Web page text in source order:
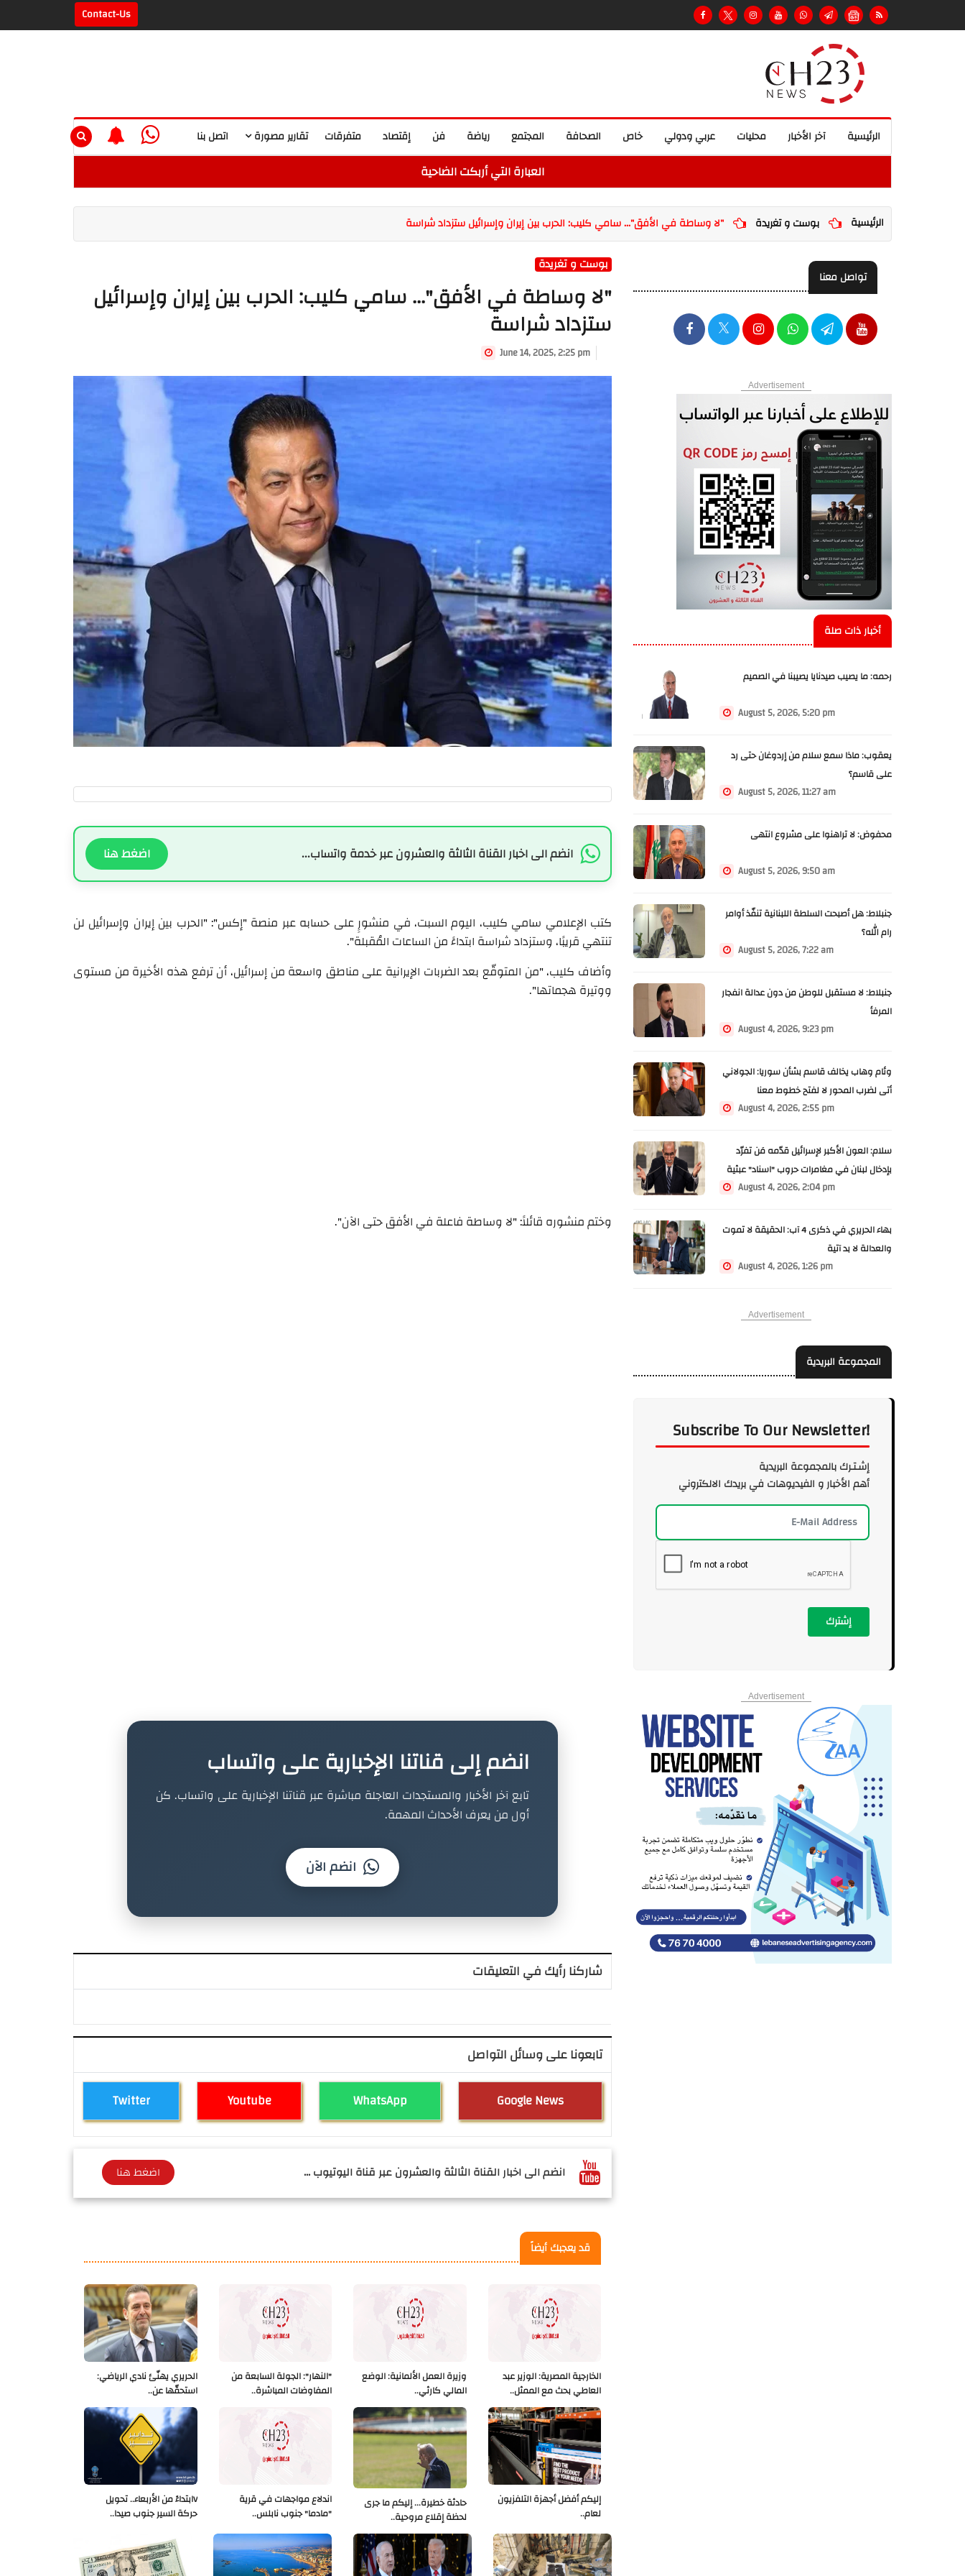
Contact-Us
اتصل بنا تقارير مصورة متفرقات إقتصاد فن رياضة المجتمع الصحافة خاص عربي ودولي محليات آخر الأخبار الرئيسية
العبارة التي أربكت الضاحية
الرئيسية بوست و تغريدة "لا وساطة في الأفق"... سامي كليب: الحرب بين إيران وإسرائيل ستزداد شراسة
بوست و تغريدة
"لا وساطة في الأفق"... سامي كليب: الحرب بين إيران وإسرائيل
ستزداد شراسة
June 14, 2025, 2:25 pm
انضم الى اخبار القناة الثالثة والعشرون عبر خدمة واتساب... اضغط هنا
كتب الإعلامي سامي كليب، اليوم السبت، في منشورٍ على حسابه عبر منصة "إكس": "الحرب بين إيران وإسرائيل لن
تنتهي قريبًا، وستزداد شراسة ابتداءً من الساعات المُقبلة".
وأضاف كليب، "من المتوقّع بعد الضربات الإيرانية على مناطق واسعة من إسرائيل، أن ترفع هذه الأخيرة من مستوى
ووتيرة هجماتها".
وختم منشوره قائلاً: "لا وساطة فاعلة في الأفق حتى الآن".
انضم إلى قناتنا الإخبارية على واتساب
تابع آخر الأخبار والمستجدات العاجلة مباشرة عبر قناتنا الإخبارية على واتساب. كن
أول من يعرف الأحداث المهمة.
انضم الآن
شاركنا رأيك في التعليقات
تابعونا على وسائل التواصل
Twitter Youtube WhatsApp Google News
انضم الى اخبار القناة الثالثة والعشرون عبر قناة اليوتيوب ... اضغط هنا
قد يعجبك أيضاً
الحريري يهنّئ نادي الرياضي:
استحقّها عن..
"النهار": الجولة السابعة من
المفاوضات المباشرة..
وزيرة العمل الألمانية: الوضع
المالي كارثي..
الخارجية المصرية: الوزير عبد
العاطي بحث مع الممثل..
Vابتداءً من الأربعاء.. تحويل
حركة السير جنوب صيدا..
اندلاع مواجهات في قرية
"مادما" جنوب نابلس..
حادثة خطيرة... إليكم ما جرى
لحظة إقلاع مروحية..
إليكم أفضل أجهزة التلفزيون
لعام..
تواصل معنا
Advertisement
أخبار ذات صلة
رحمه: ما يصيب صيدنايا يصيبنا في الصميم
August 5, 2026, 5:20 pm
يعقوب: ماذا سمع سلام من إردوغان حتى رد
على قاسم؟
August 5, 2026, 11:27 am
محفوض: لا تراهنوا على مشروع انتهى
August 5, 2026, 9:50 am
جنبلاط: هل أصبحت السلطة اللبنانية تنفّذ أوامر
رام الله؟
August 5, 2026, 7:22 am
جنبلاط: لا مستقبل للوطن من دون عدالة انفجار
المرفأ
August 4, 2026, 9:23 pm
وئام وهاب يخالف قاسم بشأن سوريا: الجولاني
أتى لضرب المحور لا لفتح خطوط معنا
August 4, 2026, 2:55 pm
سلام: العون الأكبر لإسرائيل قدّمه مَن تفرّد
بإدخال لبنان في مغامرات حروب "اسناد" عبثية
August 4, 2026, 2:04 pm
بهاء الحريري في ذكرى 4 آب: الحقيقة لا تموت
والعدالة لا بد آتية
August 4, 2026, 1:26 pm
Advertisement
المجموعة البريدية
Subscribe To Our Newsletter!
إشـتـرك بالمجموعة البريدية
أهم الأخبار و الفيديوهات في بريدك الالكتروني
إشترك
Advertisement